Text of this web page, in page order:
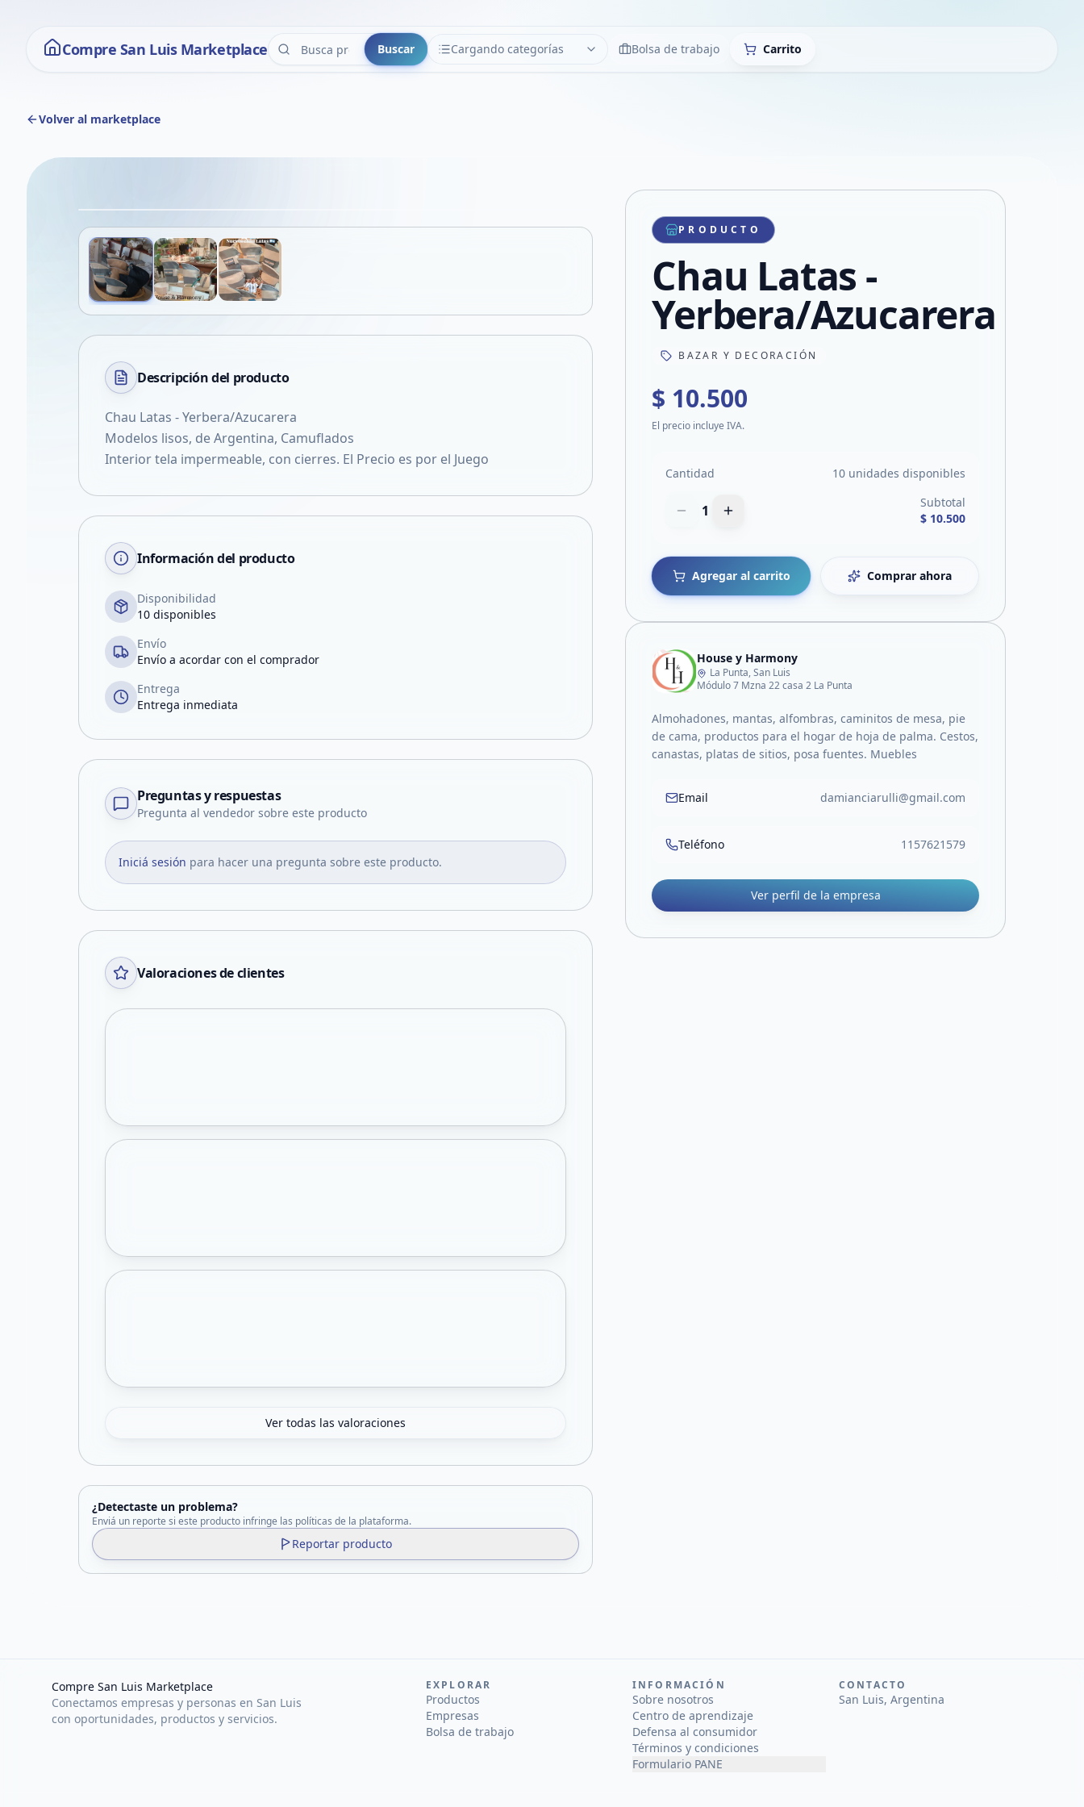
Compre San Luis Marketplace Buscar Cargando categorías
CATEGORÍAS LimpiarBolsa de trabajo Carrito
Volver al marketplace
Compartir producto
Compartir por WhatsApp
Compartir por mail
Compartir en Facebook
Descripción del producto
Chau Latas - Yerbera/Azucarera
Modelos lisos, de Argentina, Camuflados
Interior tela impermeable, con cierres. El Precio es por el Juego
Información del producto
Disponibilidad
10 disponibles
Envío
Envío a acordar con el comprador
Entrega
Entrega inmediata
Preguntas y respuestas
Pregunta al vendedor sobre este producto
Iniciá sesión para hacer una pregunta sobre este producto.
Valoraciones de clientes
Ver todas las valoraciones
¿Detectaste un problema?
Enviá un reporte si este producto infringe las políticas de la plataforma.
Reportar producto
PRODUCTO
Chau Latas -
Yerbera/Azucarera
BAZAR Y DECORACIÓN
$ 10.500
El precio incluye IVA.
Cantidad 10 unidades disponibles
1
Subtotal
$ 10.500
Agregar al carrito Comprar ahora
House y Harmony
La Punta, San Luis
Módulo 7 Mzna 22 casa 2 La Punta
Almohadones, mantas, alfombras, caminitos de mesa, pie
de cama, productos para el hogar de hoja de palma. Cestos,
canastas, platas de sitios, posa fuentes. Muebles
Email damianciarulli@gmail.com
Teléfono 1157621579
Ver perfil de la empresa
Compre San Luis Marketplace
Conectamos empresas y personas en San Luis
con oportunidades, productos y servicios.
EXPLORAR
Productos
Empresas
Bolsa de trabajo
INFORMACIÓN
Sobre nosotros
Centro de aprendizaje
Defensa al consumidor
Términos y condiciones
Formulario PANE
CONTACTO
San Luis, Argentina